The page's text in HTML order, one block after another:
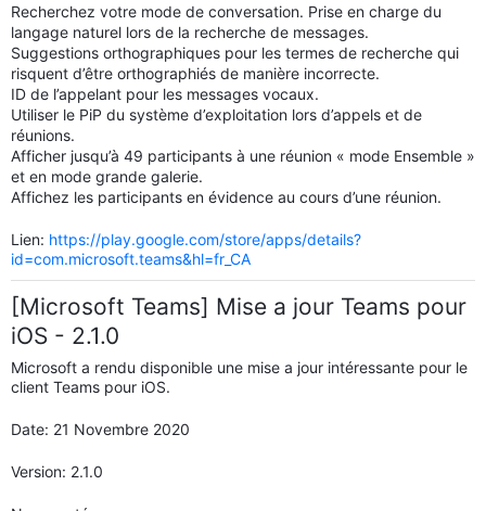
Recherchez votre mode de conversation. Prise en charge du
langage naturel lors de la recherche de messages.
Suggestions orthographiques pour les termes de recherche qui
risquent d’être orthographiés de manière incorrecte.
ID de l’appelant pour les messages vocaux.
Utiliser le PiP du système d’exploitation lors d’appels et de
réunions.
Afficher jusqu’à 49 participants à une réunion « mode Ensemble »
et en mode grande galerie.
Affichez les participants en évidence au cours d’une réunion.
Lien: https://play.google.com/store/apps/details?
id=com.microsoft.teams&hl=fr_CA
[Microsoft Teams] Mise a jour Teams pour
iOS - 2.1.0
Microsoft a rendu disponible une mise a jour intéressante pour le
client Teams pour iOS.
Date: 21 Novembre 2020
Version: 2.1.0